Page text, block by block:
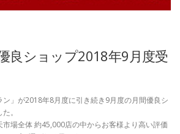
良ショップ2018年9月度受
」が2018年8月度に引き続き9月度の月間優良シ
。
市場全体 約45,000店の中からお客様より高い評価